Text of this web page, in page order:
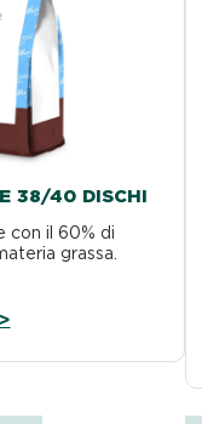
38/40 DISCHI
con il 60% di
grassa.